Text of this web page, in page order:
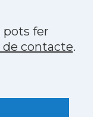
pots fer
de contacte.